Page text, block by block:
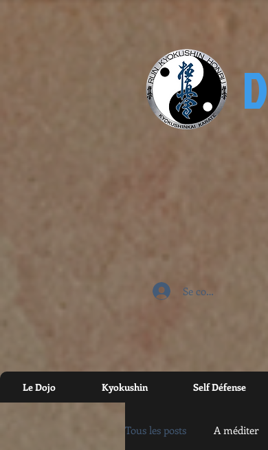
Arts
Se connecter
Le Dojo Kyokushin Self Défense
Tous les posts A méditer